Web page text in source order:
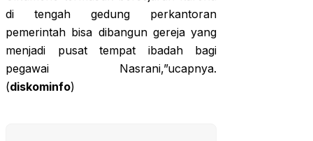
di tengah gedung perkantoran
pemerintah bisa dibangun gereja yang
menjadi pusat tempat ibadah bagi
pegawai Nasrani,”ucapnya.
(diskominfo)